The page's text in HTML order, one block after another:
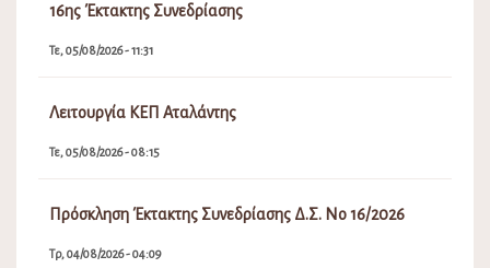
16ης Έκτακτης Συνεδρίασης
Τε, 05/08/2026 - 11:31
Λειτουργία ΚΕΠ Αταλάντης
Τε, 05/08/2026 - 08:15
Πρόσκληση Έκτακτης Συνεδρίασης Δ.Σ. Νο 16/2026
Τρ, 04/08/2026 - 04:09